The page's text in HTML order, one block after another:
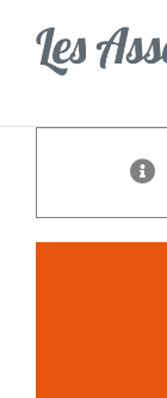
contenu